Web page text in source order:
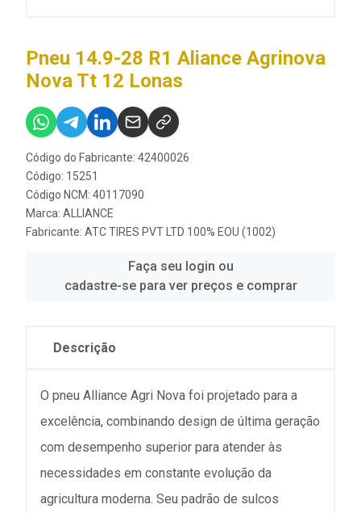
Pneu 14.9-28 R1 Aliance Agrinova
Nova Tt 12 Lonas
Código do Fabricante: 42400026
Código: 15251
Código NCM: 40117090
Marca: ALLIANCE
Fabricante: ATC TIRES PVT LTD 100% EOU (1002)
Faça seu login ou
cadastre-se para ver preços e comprar
Descrição
O pneu Alliance Agri Nova foi projetado para a
excelência, combinando design de última geração
com desempenho superior para atender às
necessidades em constante evolução da
agricultura moderna. Seu padrão de sulcos